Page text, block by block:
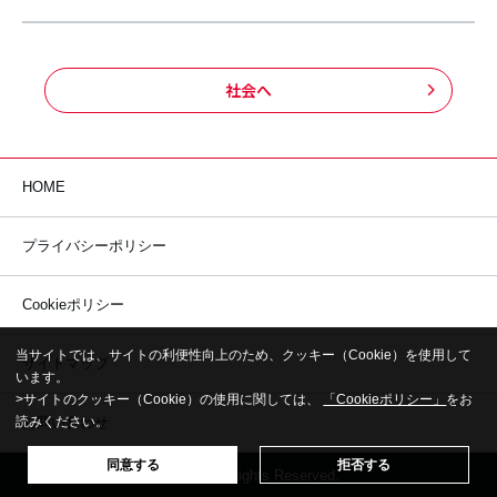
社会へ
HOME
プライバシーポリシー
Cookieポリシー
サイトマップ
お問い合わせ
© NKC All Rights Reserved.
当サイトでは、サイトの利便性向上のため、クッキー（Cookie）を使用して
います。
>サイトのクッキー（Cookie）の使用に関しては、
「Cookieポリシー」 をお
読みください。
同意する 拒否する